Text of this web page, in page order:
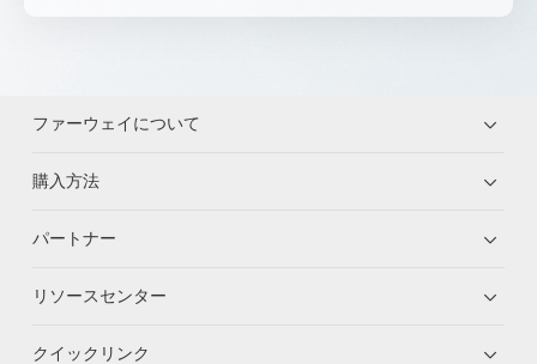
ファーウェイについて
購入方法
パートナー
リソースセンター
クイックリンク